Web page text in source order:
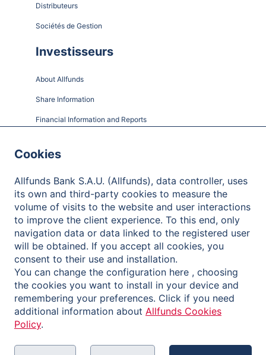
Distributeurs
Sociétés de Gestion
Investisseurs
About Allfunds
Share Information
Financial Information and Reports
Governance
Contact
Politique de confidentialité
Mentions Légales
Cookies Policy
Reporting Channel
Cookies
Allfunds Bank S.A.U. (Allfunds), data controller, uses
its own and third-party cookies to measure the
volume of visits to the website and user interactions
to improve the client experience. To this end, only
navigation data or data linked to the registered user
will be obtained. If you accept all cookies, you
consent to their use and installation.
You can change the configuration here , choosing
the cookies you want to install in your device and
remembering your preferences. Click if you need
additional information about Allfunds Cookies
Policy.